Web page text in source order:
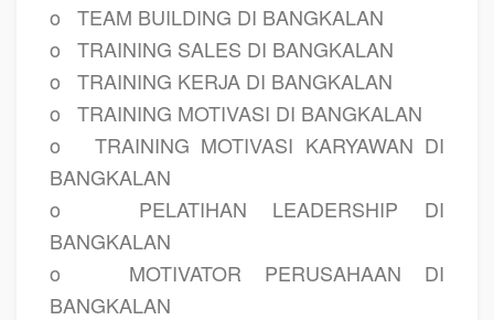
o
TEAM BUILDING DI BANGKALAN
o
TRAINING SALES DI BANGKALAN
o
TRAINING KERJA DI BANGKALAN
o
TRAINING MOTIVASI DI BANGKALAN
o
TRAINING MOTIVASI KARYAWAN DI
BANGKALAN
o
PELATIHAN LEADERSHIP DI
BANGKALAN
o
MOTIVATOR PERUSAHAAN DI
BANGKALAN